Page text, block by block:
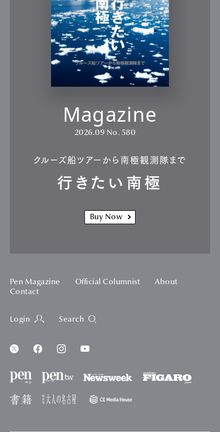
Magazine
2026.09 No. 580
クルーズ船ツアーから南極観測隊まで
行きたい南極
Buy Now
Pen Magazine Official Columnist
About
Contact
Login Search